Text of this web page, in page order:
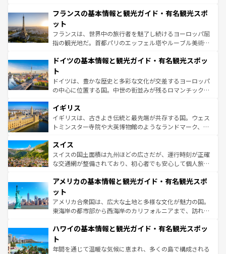
なお、新着のイタリア情報はコンテンツ一覧を参照してほ
しい。
文化が根付くこの国では、情熱的なフラメンコ、熱気あふ
れる闘牛、そして美味しいタパスが生活の一部となってい
る。首都マドリードの洗練された雰囲気や、バルセロナの
アートに溢れた街角から、地方では古代ローマ遺跡や中世
せる。地方によって風土や気候が異なるスペインはその個
ンテンツ一覧 を参照してほしい。
フランスの基本情報と観光ガイド・有名観光スポ
ット
フランスは、世界中の旅行者を魅了し続けるヨーロッパ屈
指の観光地だ。首都パリのエッフェル塔やルーブル美術館
で、幅広い魅力が詰まっている。華麗な宮殿、歴史的な大
聖堂、美しいビーチ、そして豊かな自然が、訪れる者を心
から魅了する。また、フランスは美食の国としても知ら
れ、フランス料理はユネスコ無形文化遺産にも登録されて
香り高いラベンダー畑など、多彩な楽しみ方が可能だ。さ
らに、パリ以外の地域にも魅力が溢れており、どの街角に
も豊かな歴史と文化が息づいている。パリ以外の個性あふ
を参照してほしい。
ドイツの基本情報と観光ガイド・有名観光スポッ
ト
ドイツは、豊かな歴史と多彩な文化が交差するヨーロッパ
の中心に位置する国。中世の街並みが残るロマンチック街
顔を持つこの国は、どこを歩いても飽きることがない。ベ
ルリンの文化的活気、バイエルン州のアルプスの絶景、そ
してライン川沿いのワイン畑といった風景は必見。ビール
は、お酒好きな人にはぜひ体験してほしい。 なお、新着の
ドイツ情報はコンテンツ一覧を参照してほしい。
イギリス
イギリスは、古きよき伝統と最先端が共存する国。ウェス
トミンスター寺院や大英博物館のようなランドマーク、歴
リアごとに異なる魅力がある。また、優雅なアフタヌーン
ティー、ビール好きにはたまらない英国パブ、サッカー観
戦など、本場だからこそできる体験も豊富。イギリスを旅
ンツ一覧を参照してほしい。
スイス
スイスの国土面積は九州ほどの広さだが、運行時刻が正確
な交通網が整備されており、初心者でも安心して個人旅行
の建物がそのまま残る町や、スイスならではのユニークな
博物館もあり、アルプス観光だけでなく町歩きも満喫する
ことができる。国民の所得が高いため物価も高いが、旅行
者向けの交通パス提供のサービスもあり、うまく活用すれ
着のスイス情報はコンテンツ一覧を参照してほしい。
アメリカの基本情報と観光ガイド・有名観光スポ
ット
アメリカ合衆国は、広大な土地と多様な文化が魅力の国。
東海岸の都市部から西海岸のカリフォルニアまで、訪れる
のような巨大都市は、観光、ショッピング、エンターテイ
ンメントが詰まった刺激的なスポットだ。一方、アメリカ
西部には大自然が広がり、グランドキャニオンやイエロー
ハワイの基本情報と観光ガイド・有名観光スポッ
ト
年間を通じて温暖な気候に恵まれ、多くの島で構成される